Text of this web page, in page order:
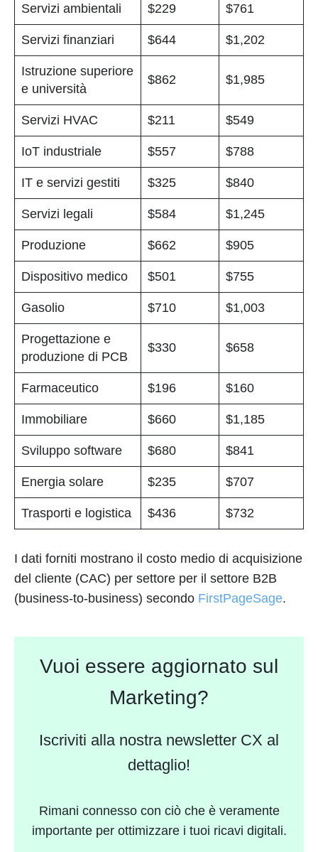
Servizi ambientali $229 $761
Servizi finanziari $644 $1,202
Istruzione superiore
e università
$862 $1,985
Servizi HVAC $211 $549
IoT industriale $557 $788
IT e servizi gestiti $325 $840
Servizi legali $584 $1,245
Produzione $662 $905
Dispositivo medico $501 $755
Gasolio $710 $1,003
Progettazione e
produzione di PCB
$330 $658
Farmaceutico $196 $160
Immobiliare $660 $1,185
Sviluppo software $680 $841
Energia solare $235 $707
Trasporti e logistica $436 $732
I dati forniti mostrano il costo medio di acquisizione
del cliente (CAC) per settore per il settore B2B
(business-to-business) secondo FirstPageSage.
Vuoi essere aggiornato sul
Marketing?
Iscriviti alla nostra newsletter CX al
dettaglio!
Rimani connesso con ciò che è veramente
importante per ottimizzare i tuoi ricavi digitali.